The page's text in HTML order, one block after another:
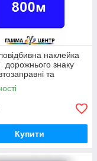
наклейка
дорожнього знаку
та
станції
Купити